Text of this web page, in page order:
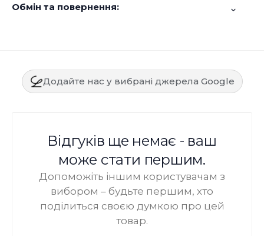
Обмін та повернення:
Додайте нас у вибрані джерела Google
Відгуків ще немає - ваш
може стати першим.
Допоможіть іншим користувачам з
вибором – будьте першим, хто
поділиться своєю думкою про цей
товар.